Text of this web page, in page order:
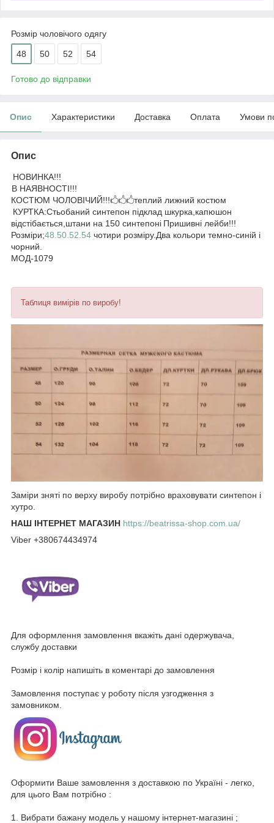
Розмір чоловічого одягу
48 50 52 54
Готово до відправки
Опис Характеристики Доставка Оплата Умови
Опис
НОВИНКА!!!
В НАЯВНОСТІ!!!
КОСТЮМ ЧОЛОВІЧИЙ!!!🖒🖒🖒теплий лижний костюм
КУРТКА:Стьобаний синтепон підклад шкурка,капюшон
відстібається,штани на 150 синтепоні Пришивні лейби!!!
Розміри;48.50.52.54 чотири розміру.Два кольори темно-синій і
чорний.
МОД-1079
Таблиця вимірів по виробу!
Заміри зняті по верху виробу потрібно враховувати синтепон і
хутро.
НАШ ІНТЕРНЕТ МАГАЗИН https://beatrissa-shop.com.ua/
Viber +380674434974
Для оформлення замовлення вкажіть дані одержувача,
службу доставки
Розмір і колір напишіть в коментарі до замовлення
Замовлення поступає у роботу після узгодження з
замовником.
Оформити Ваше замовлення з доставкою по Україні - легко,
для цього Вам потрібно :
1. Вибрати бажану модель у нашому інтернет-магазині ;